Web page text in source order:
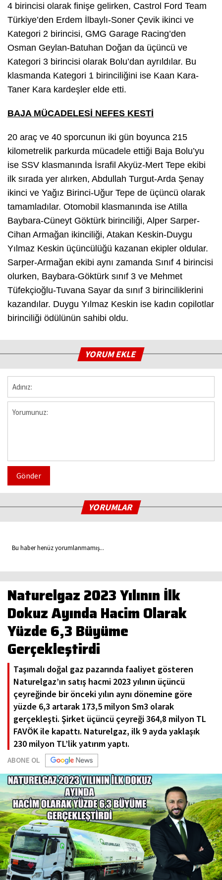
4 birincisi olarak finişe gelirken, Castrol Ford Team
Türkiye’den Erdem İlbaylı-Soner Çevik ikinci ve
Kategori 2 birincisi, GMG Garage Racing’den
Osman Geylan-Batuhan Doğan da üçüncü ve
Kategori 3 birincisi olarak Bolu’dan ayrıldılar. Bu
klasmanda Kategori 1 birinciliğini ise Kaan Kara-
Taner Kara kardeşler elde etti.
BAJA MÜCADELESİ NEFES KESTİ
20 araç ve 40 sporcunun iki gün boyunca 215
kilometrelik parkurda mücadele ettiği Baja Bolu’yu
ise SSV klasmanında İsrafil Akyüz-Mert Tepe ekibi
ilk sırada yer alırken, Abdullah Turgut-Arda Şenay
ikinci ve Yağız Birinci-Uğur Tepe de üçüncü olarak
tamamladılar. Otomobil klasmanında ise Atilla
Baybara-Cüneyt Göktürk birinciliği, Alper Sarper-
Cihan Armağan ikinciliği, Atakan Keskin-Duygu
Yılmaz Keskin üçüncülüğü kazanan ekipler oldular.
Sarper-Armağan ekibi aynı zamanda Sınıf 4 birincisi
olurken, Baybara-Göktürk sınıf 3 ve Mehmet
Tüfekçioğlu-Tuvana Sayar da sınıf 3 birinciliklerini
kazandılar. Duygu Yılmaz Keskin ise kadın copilotlar
birinciliği ödülünün sahibi oldu.
YORUM EKLE
Gönder
YORUMLAR
Bu haber henüz yorumlanmamış...
Naturelgaz 2023 Yılının İlk
Dokuz Ayında Hacim Olarak
Yüzde 6,3 Büyüme
Gerçekleştirdi
Taşımalı doğal gaz pazarında faaliyet gösteren
Naturelgaz’ın satış hacmi 2023 yılının üçüncü
çeyreğinde bir önceki yılın aynı dönemine göre
yüzde 6,3 artarak 173,5 milyon Sm3 olarak
gerçekleşti. Şirket üçüncü çeyreği 364,8 milyon TL
FAVÖK ile kapattı. Naturelgaz, ilk 9 ayda yaklaşık
230 milyon TL’lik yatırım yaptı.
ABONE OL